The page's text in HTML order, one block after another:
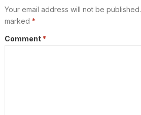
Your email address will not be published.
marked *
Comment *